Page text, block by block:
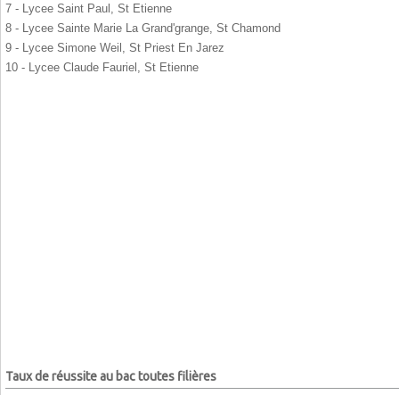
7 - Lycee Saint Paul, St Etienne
8 - Lycee Sainte Marie La Grand'grange, St Chamond
9 - Lycee Simone Weil, St Priest En Jarez
10 - Lycee Claude Fauriel, St Etienne
Taux de réussite au bac toutes filières